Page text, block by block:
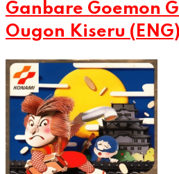
Ganbare Goemon
Ougon Kiseru (ENG)